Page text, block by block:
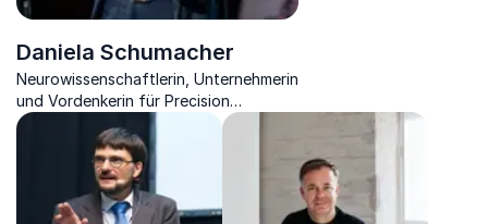
Daniela Schumacher
Neurowissenschaftlerin, Unternehmerin
und Vordenkerin für Precision
Mental Health